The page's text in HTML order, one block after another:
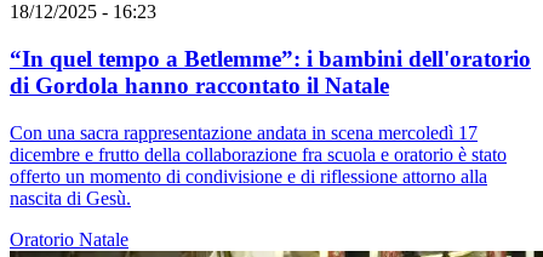
18/12/2025 - 16:23
“In quel tempo a Betlemme”: i bambini dell'oratorio
di Gordola hanno raccontato il Natale
Con una sacra rappresentazione andata in scena mercoledì 17
dicembre e frutto della collaborazione fra scuola e oratorio è stato
offerto un momento di condivisione e di riflessione attorno alla
nascita di Gesù.
Oratorio Natale